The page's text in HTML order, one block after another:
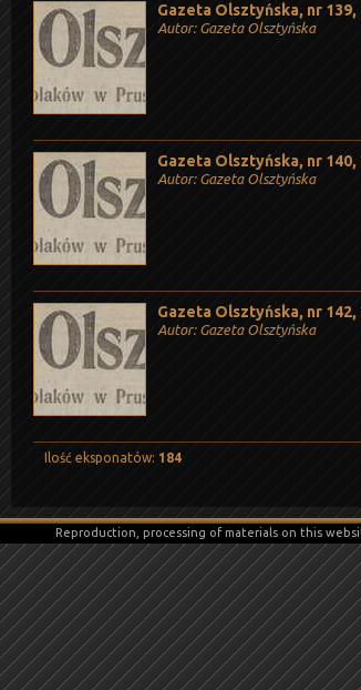
Gazeta Olsztyńska, nr 139,
Autor: Gazeta Olsztyńska
Gazeta Olsztyńska, nr 140,
Autor: Gazeta Olsztyńska
Gazeta Olsztyńska, nr 142,
Autor: Gazeta Olsztyńska
Ilość eksponatów: 184
Reproduction, processing of materials on this